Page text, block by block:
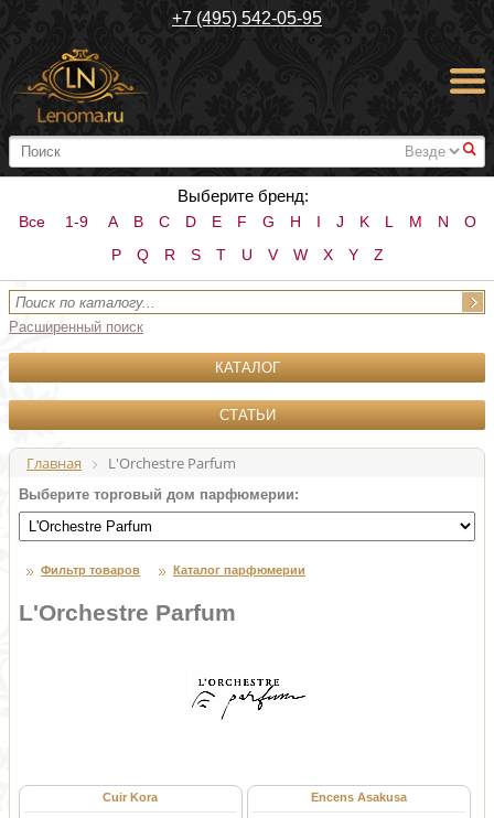
+7 (495) 542-05-95
#
Выберите бренд:
Все 1-9 A B C D E F G H I J K L M N
O
P
Q R S T U V W X Y Z
Расширенный поиск
КАТАЛОГ
СТАТЬИ
Главная L'Orchestre Parfum
Выберите торговый дом парфюмерии:
Фильтр товаров Каталог парфюмерии
L'Orchestre Parfum
Cuir Kora Encens Asakusa